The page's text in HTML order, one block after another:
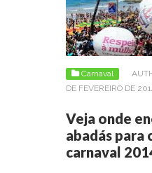
Carnaval
DE FEVEREIRO DE
Veja onde
abadás para
carnaval